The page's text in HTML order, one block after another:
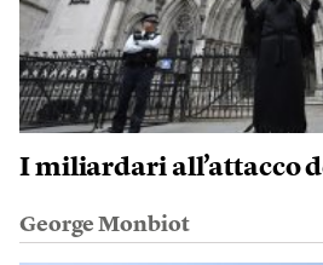
I miliardari all’attacco
George Monbiot